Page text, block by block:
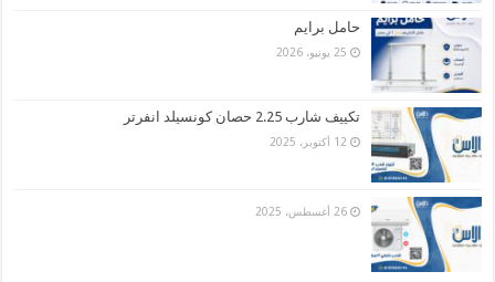
حامل برايم
25 يونيو، 2026
تكييف شارب 2.25 حصان كونسيلد انفرتر
12 أكتوبر، 2025
26 أغسطس، 2025